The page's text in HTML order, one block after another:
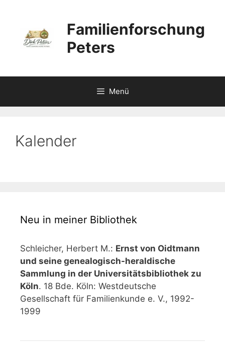
springen
Familienforschung
Peters
Menü
Kalender
Neu in meiner Bibliothek
Schleicher, Herbert M.: Ernst von Oidtmann
und seine genealogisch-heraldische
Sammlung in der Universitätsbibliothek zu
Köln. 18 Bde. Köln: Westdeutsche
Gesellschaft für Familienkunde e. V., 1992-
1999